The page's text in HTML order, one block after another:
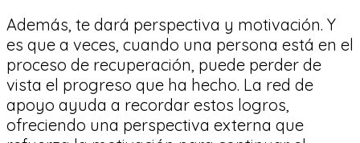
Además, te dará perspectiva y motivación. Y
es que a veces, cuando una persona está en el
proceso de recuperación, puede perder de
vista el progreso que ha hecho. La red de
apoyo ayuda a recordar estos logros,
ofreciendo una perspectiva externa que